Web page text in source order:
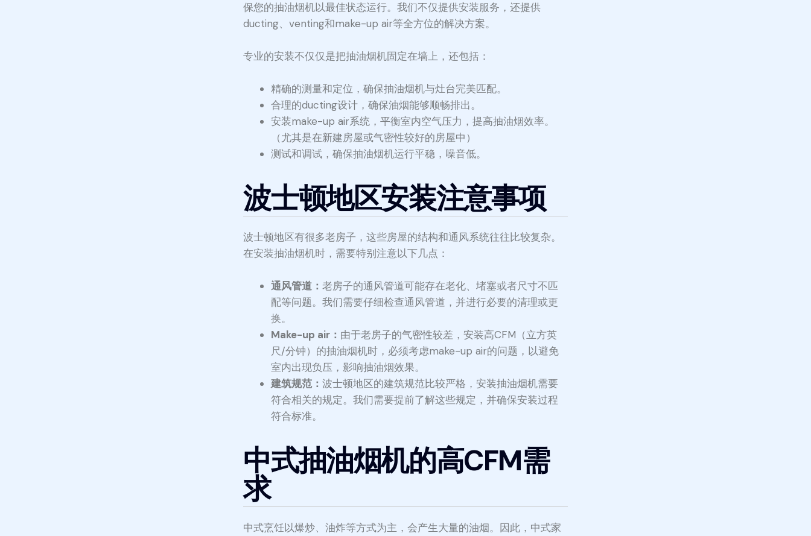
保您的抽油烟机以最佳状态运行。我们不仅提供安装服务，还提供
ducting、venting和make-up air等全方位的解决方案。
专业的安装不仅仅是把抽油烟机固定在墙上，还包括：
精确的测量和定位，确保抽油烟机与灶台完美匹配。
合理的ducting设计，确保油烟能够顺畅排出。
安装make-up air系统，平衡室内空气压力，提高抽油烟效率。
（尤其是在新建房屋或气密性较好的房屋中）
测试和调试，确保抽油烟机运行平稳，噪音低。
波士顿地区安装注意事项
波士顿地区有很多老房子，这些房屋的结构和通风系统往往比较复杂。
在安装抽油烟机时，需要特别注意以下几点：
通风管道： 老房子的通风管道可能存在老化、堵塞或者尺寸不匹
配等问题。我们需要仔细检查通风管道，并进行必要的清理或更
换。
Make-up air： 由于老房子的气密性较差，安装高CFM（立方英
尺/分钟）的抽油烟机时，必须考虑make-up air的问题，以避免
室内出现负压，影响抽油烟效果。
建筑规范： 波士顿地区的建筑规范比较严格，安装抽油烟机需要
符合相关的规定。我们需要提前了解这些规定，并确保安装过程
符合标准。
中式抽油烟机的高CFM需
求
中式烹饪以爆炒、油炸等方式为主，会产生大量的油烟。因此，中式家